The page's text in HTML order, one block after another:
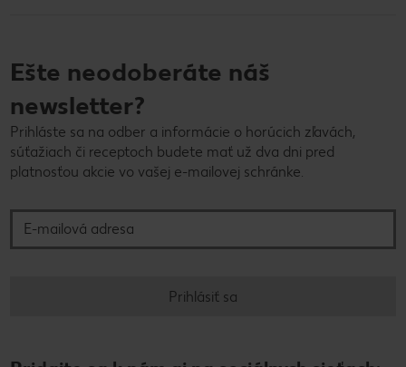
Ešte neodoberáte náš
newsletter?
Prihláste sa na odber a informácie o horúcich zľavách,
súťažiach či receptoch budete mať už dva dni pred
platnosťou akcie vo vašej e-mailovej schránke.
Prihlásiť sa